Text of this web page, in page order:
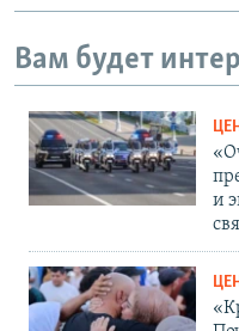
Вам будет
и